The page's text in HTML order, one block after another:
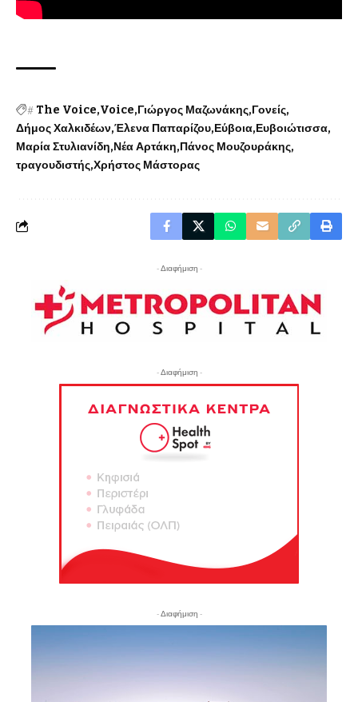
# The Voice Voice Γιώργος Μαζωνάκης Γονείς
Δήμος Χαλκιδέων Έλενα Παπαρίζου Εύβοια Ευβοιώτισσα
Μαρία Στυλιανίδη Νέα Αρτάκη Πάνος Μουζουράκης
τραγουδιστής Χρήστος Μάστορας
- Διαφήμιση -
- Διαφήμιση -
- Διαφήμιση -